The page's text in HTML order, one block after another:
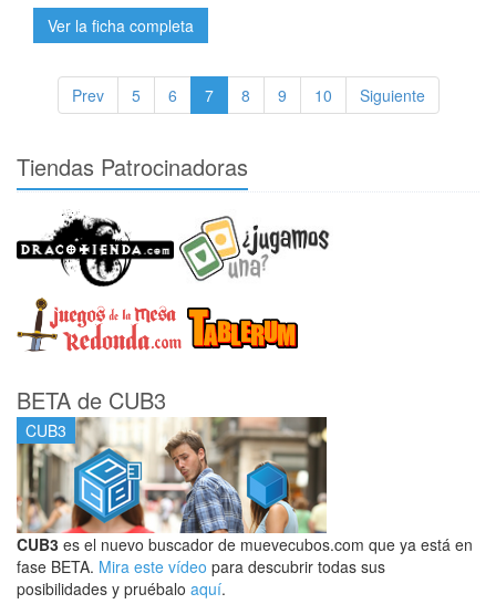
Ver la ficha completa
Prev 5 6 7 8 9 10 Siguiente
Tiendas Patrocinadoras
BETA de CUB3
CUB3
CUB3 es el nuevo buscador de muevecubos.com que ya está en
fase BETA. Mira este vídeo para descubrir todas sus
posibilidades y pruébalo aquí.